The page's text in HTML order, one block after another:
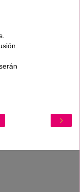
›